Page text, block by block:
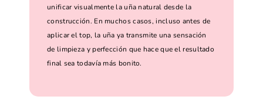
unificar visualmente la uña natural desde la
construcción. En muchos casos, incluso antes de
aplicar el top, la uña ya transmite una sensación
de limpieza y perfección que hace que el resultado
final sea todavía más bonito.